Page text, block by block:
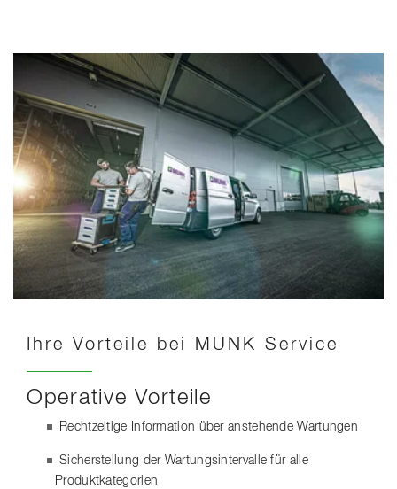
Ihre Vorteile bei MUNK Service
Operative Vorteile
Rechtzeitige Information über anstehende Wartungen
Sicherstellung der Wartungsintervalle für alle
Produktkategorien